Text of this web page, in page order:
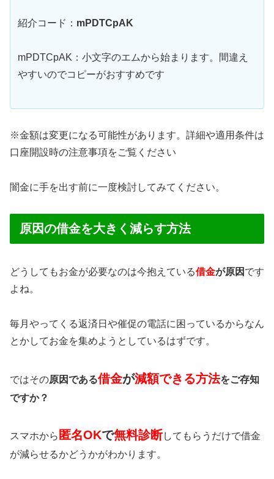
紹介コード： mPDTCpAK
mPDTCpAK：小文字のエムから始まります。間違え
やすいのでコピーがおすすめです
※金額は変更になる可能性があります。詳細や適用条件は
口座開設時の注意事項をご覧ください
闇金に手を出す前に一度検討してみてください。
原因の借金を大きく減らす方法
どうしてもお金が必要なのは今抱えている借金が原因 です
よね。
毎月やってくる返済日や催促の電話に困っているからなん
とかしてお金を集めようとしているはずです。
ではその原因である借金が減額できる方法をご存知
ですか？
スマホから 匿名OKで無料診断してもらうだけで借金
が減らせるかどうかがわかります。